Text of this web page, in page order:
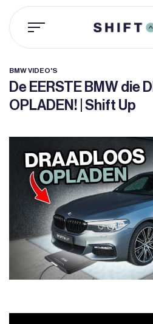
inhoud
BMW VIDEO'S
De EERSTE BMW die
OPLADEN! | Shift Up